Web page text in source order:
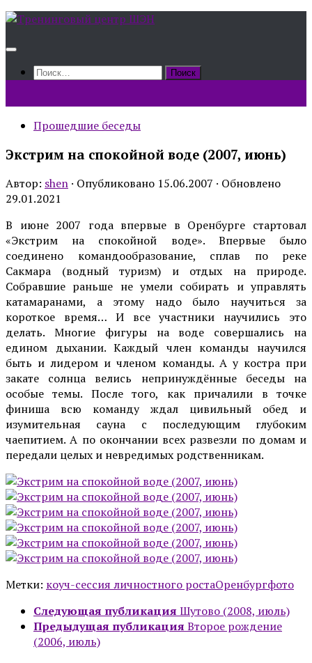
Skip
content
Найти:
Прошедшие беседы
Экстрим на спокойной воде (2007, июнь)
Автор: shen · Опубликовано 15.06.2007 · Обновлено
29.01.2021
В июне 2007 года впервые в Оренбурге стартовал
«Экстрим на спокойной воде». Впервые было
соединено командообразование, сплав по реке
Сакмара (водный туризм) и отдых на природе.
Собравшие раньше не умели собирать и управлять
катамаранами, а этому надо было научиться за
короткое время… И все участники научились это
делать. Многие фигуры на воде совершались на
едином дыхании. Каждый член команды научился
быть и лидером и членом команды. А у костра при
закате солнца велись непринуждённые беседы на
особые темы. После того, как причалили в точке
финиша всю команду ждал цивильный обед и
изумительная сауна с последующим глубоким
чаепитием. А по окончании всех развезли по домам и
передали целых и невредимых родственникам.
Метки: коуч-сессия личностного ростаОренбургфото
Следующая публикация Шутово (2008, июль)
Предыдущая публикация Второе рождение
(2006, июль)